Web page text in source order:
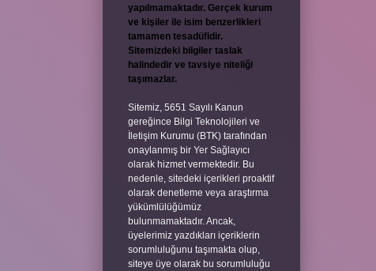
yapılmamaktadır. Gerçek kurum
ve kişiler ile isim benzerlikleri
tamamen tesadüfidir.
Sitemizdeki bilgiler taslak
halindedir ve tavsiye niteliği
taşımazlar.
Sitemiz, 5651 Sayılı Kanun
gereğince Bilgi Teknolojileri ve
İletişim Kurumu (BTK) tarafından
onaylanmış bir Yer Sağlayıcı
olarak hizmet vermektedir. Bu
nedenle, sitedeki içerikleri proaktif
olarak denetleme veya araştırma
yükümlülüğümüz
bulunmamaktadır. Ancak,
üyelerimiz yazdıkları içeriklerin
sorumluluğunu taşımakta olup,
siteye üye olarak bu sorumluluğu